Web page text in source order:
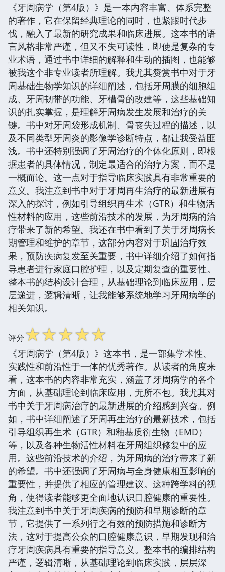
《牙周病学（第4版）》是一本内容丰富、体系完整
的著作，它在保留经典理论的同时，也紧跟时代步
伐，融入了最新的研究成果和临床进展。这本书的语
言风格非常严谨，但又不失可读性，即使是复杂的专
业术语，通过书中详细的解释和生动的插图，也能够
被我这个非专业读者所理解。我尤其赞赏书中对于牙
周基础生物学知识的详细阐述，包括牙周膜的细胞组
成、牙周韧带的功能、牙槽骨的改建等，这些基础知
识的扎实掌握，是理解牙周病发生发展和治疗的关
键。书中对牙周袋形成机制、骨丧失过程的描述，以
及不同类型牙周炎的影像学诊断特点，都让我受益匪
浅。书中还特别强调了牙周治疗的个体化原则，即根
据患者的具体情况，制定最适合的治疗方案，而不是
一概而论。这一点对于指导临床实践具有非常重要的
意义。我注意到书中对于牙周再生治疗的最新进展有
深入的探讨，例如引导组织再生术（GTR）和生物活
性材料的应用，这些前沿技术的发展，为牙周病的治
疗带来了新的希望。我还在书中看到了关于牙周病长
期管理和维护的章节，这部分内容对于巩固治疗效
果，预防疾病复发至关重要，书中详细介绍了如何指
导患者进行家庭口腔护理，以及定期复查的重要性。
整本书的结构设计合理，从基础理论到临床应用，层
层递进，逻辑清晰，让我能够系统地学习牙周病学的
相关知识。
评分☆☆☆☆☆
《牙周病学（第4版）》这本书，是一部集学术性、
实践性和前沿性于一体的优秀著作。从读者的角度来
看，这本书的内容非常充实，涵盖了牙周病学的各个
方面，从基础理论到临床应用，无所不包。我尤其对
书中关于牙周病治疗的最新进展的介绍感到兴奋。例
如，书中详细阐述了牙周再生治疗的最新技术，包括
引导组织再生术（GTR）和釉基质衍生物（EMD）
等，以及各种生物活性材料在牙周组织修复中的应
用。这些前沿技术的介绍，为牙周病的治疗带来了新
的希望。书中还强调了牙周病与全身健康相互影响的
重要性，并提供了相应的管理建议。这种跨学科的视
角，使得读者能够更全面地认识口腔健康的重要性。
我注意到书中关于牙周疾病的预防和早期诊断的章
节，它提供了一系列行之有效的预防措施和诊断方
法，这对于提高公众的口腔健康意识，早期发现和治
疗牙周疾病具有重要的指导意义。整本书的编排结构
严谨，逻辑清晰，从基础理论到临床实践，层层深